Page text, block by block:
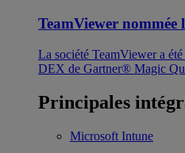
TeamViewer nommée
La société TeamViewer a
DEX de Gartner® Magic
Principales
Microsoft Intune